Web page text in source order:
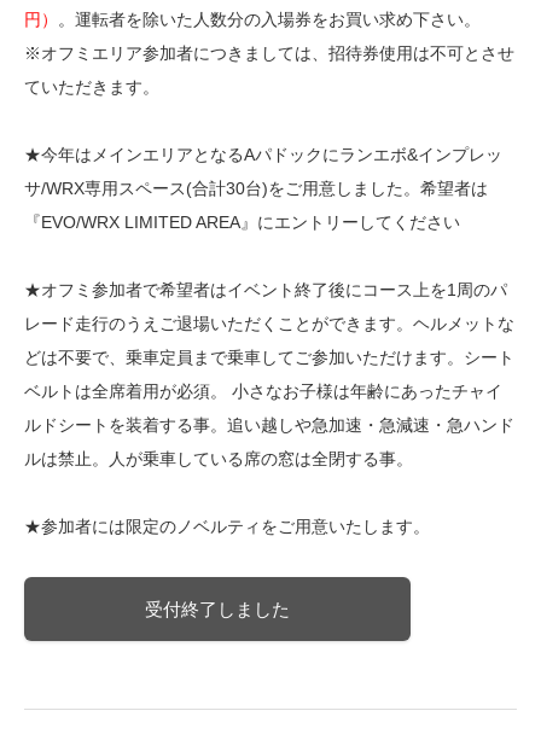
円）
。運転者を除いた人数分の入場券をお買い求め下さい。
※オフミエリア参加者につきましては、招待券使用は不可とさせ
ていただきます。
★今年はメインエリアとなるAパドックにランエボ&インプレッ
サ/WRX専用スペース(合計30台)をご用意しました。希望者は
『EVO/WRX LIMITED AREA』にエントリーしてください
★オフミ参加者で希望者はイベント終了後にコース上を1周のパ
レード走行のうえご退場いただくことができます。ヘルメットな
どは不要で、乗車定員まで乗車してご参加いただけます。シート
ベルトは全席着用が必須。 小さなお子様は年齢にあったチャイ
ルドシートを装着する事。追い越しや急加速・急減速・急ハンド
ルは禁止。人が乗車している席の窓は全閉する事。
★参加者には限定のノベルティをご用意いたします。
受付終了しました